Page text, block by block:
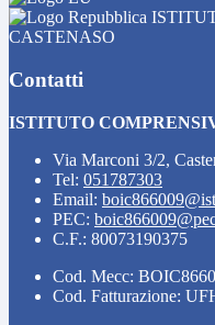
CASTENASO
Contatti
ISTITUTO
Via Marconi 3/2,
Tel: 051787303
Email:
PEC:
C.F.: 80073190375
Cod. Mecc:
Cod. Fatturazione: